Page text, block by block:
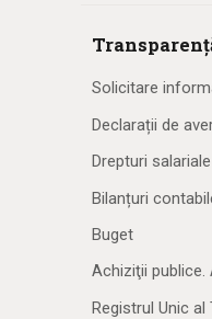
Solicitare
Declarații de
Drepturi salariale
Bilanțuri
Buget
Achiziţii publice.
Registrul Unic